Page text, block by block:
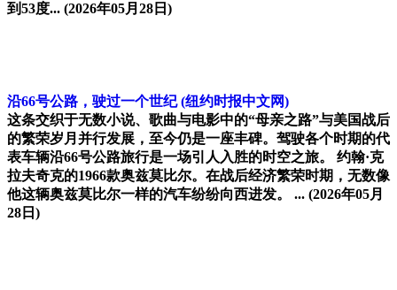
到53度... (2026年05月28日)
沿66号公路，驶过一个世纪 (纽约时报中文网)
这条交织于无数小说、歌曲与电影中的“母亲之路”与美国战后
的繁荣岁月并行发展，至今仍是一座丰碑。驾驶各个时期的代
表车辆沿66号公路旅行是一场引人入胜的时空之旅。 约翰·克
拉夫奇克的1966款奥兹莫比尔。在战后经济繁荣时期，无数像
他这辆奥兹莫比尔一样的汽车纷纷向西进发。 ... (2026年05月
28日)